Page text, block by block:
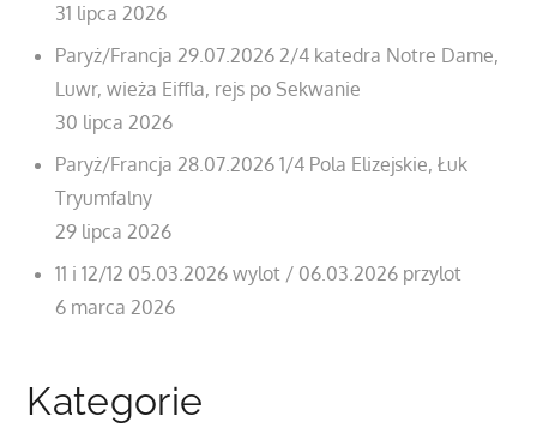
31 lipca 2026
Paryż/Francja 29.07.2026 2/4 katedra Notre Dame,
Luwr, wieża Eiffla, rejs po Sekwanie
30 lipca 2026
Paryż/Francja 28.07.2026 1/4 Pola Elizejskie, Łuk
Tryumfalny
29 lipca 2026
11 i 12/12 05.03.2026 wylot / 06.03.2026 przylot
6 marca 2026
Kategorie